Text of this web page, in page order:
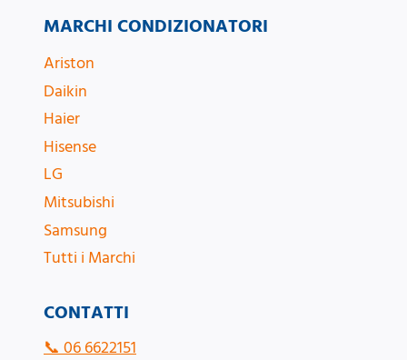
CONTATTI
📞06 6622151
MARCHI CONDIZIONATORI
Ariston
Daikin
Haier
Hisense
LG
Mitsubishi
Samsung
Tutti i Marchi